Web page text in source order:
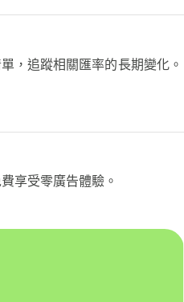
，追蹤相關匯率的長期變化。
享受零廣告體驗。